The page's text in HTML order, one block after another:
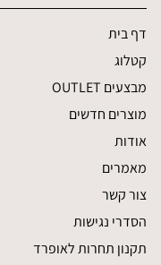
דף בית
קטלוג
מבצעים OUTLET
מוצרים חדשים
אודות
מאמרים
צור קשר
הסדרי נגישות
תקנון תחרות לאופרד